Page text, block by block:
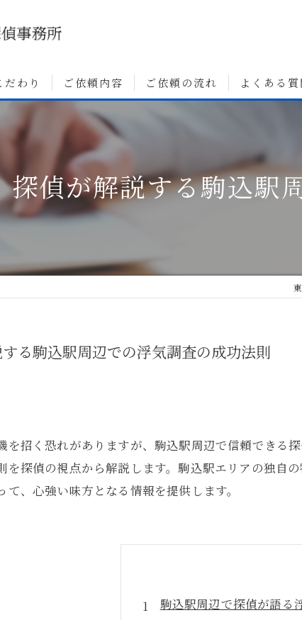
わり ご依頼内容
浮気調査について
婚前調査について
素行・行動調査について
ご依頼の流れ よくある質
探偵が解説する駒込駅
る駒込駅周辺での浮気調査の成功法則
を招く恐れがありますが、駒込駅周辺で信頼できる
を探偵の視点から解説します。駒込駅エリアの独自
て、心強い味方となる情報を提供します。
駒込駅周辺で探偵が語る